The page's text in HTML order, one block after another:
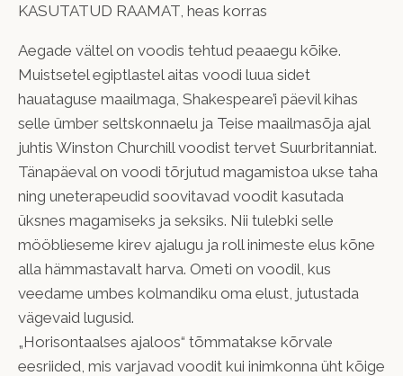
KASUTATUD RAAMAT, heas korras
Aegade vältel on voodis tehtud peaaegu kõike.
Muistsetel egiptlastel aitas voodi luua sidet
hauataguse maailmaga, Shakespeare’i päevil kihas
selle ümber seltskonnaelu ja Teise maailmasõja ajal
juhtis Winston Churchill voodist tervet Suurbritanniat.
Tänapäeval on voodi tõrjutud magamistoa ukse taha
ning uneterapeudid soovitavad voodit kasutada
üksnes magamiseks ja seksiks. Nii tulebki selle
mööblieseme kirev ajalugu ja roll inimeste elus kõne
alla hämmastavalt harva. Ometi on voodil, kus
veedame umbes kolmandiku oma elust, jutustada
vägevaid lugusid.
„Horisontaalses ajaloos“ tõmmatakse kõrvale
eesriided, mis varjavad voodit kui inimkonna üht kõige